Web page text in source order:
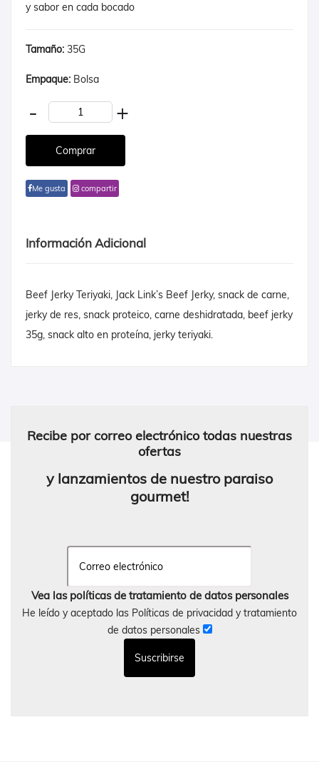
y sabor en cada bocado
Tamaño: 35G
Empaque: Bolsa
- +
Me gusta compartir
Información Adicional
Beef Jerky Teriyaki, Jack Link’s Beef Jerky, snack de carne,
jerky de res, snack proteico, carne deshidratada, beef jerky
35g, snack alto en proteína, jerky teriyaki.
Recibe por correo electrónico todas nuestras
ofertas
y lanzamientos de nuestro paraiso
gourmet!
Vea las políticas de tratamiento de datos personales
He leído y aceptado las Políticas de privacidad y tratamiento
de datos personales